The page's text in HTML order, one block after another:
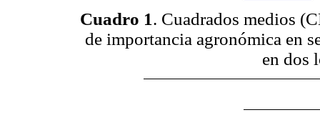
Cuadro 1. Cuadrados medios
de importancia agronómica en
en dos